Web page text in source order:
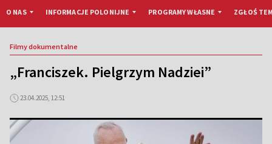
O NAS INFORMACJE POLONIJNE PROGRAMY WŁASNE ZGŁOŚ
Filmy dokumentalne
„Franciszek. Pielgrzym Nadziei”
23.04.2025, 12:51